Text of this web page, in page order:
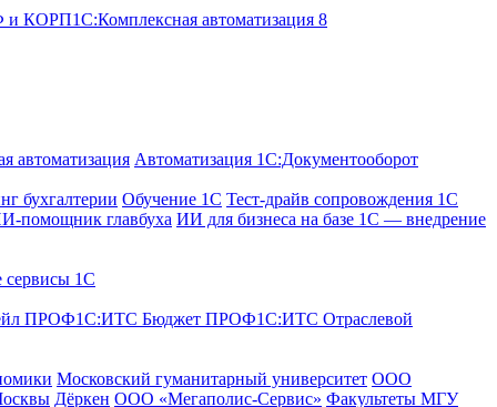
и КОРП1С:Комплексная автоматизация 8
автоматизация Автоматизация 1С:Документооборот
бухгалтерии Обучение 1С Тест-драйв сопровождения 1С
помощник главбуха ИИ для бизнеса на базе 1С — внедрение
сервисы 1С
ПРОФ1С:ИТС Бюджет ПРОФ1С:ИТС Отраслевой
Московский гуманитарный университет ООО
Дёркен ООО «Мегаполис-Сервис» Факультеты МГУ